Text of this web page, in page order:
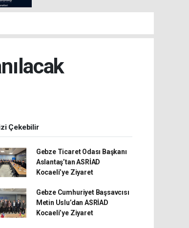
Çekebilir
Gebze Ticaret Odası Başkanı
Aslantaş’tan ASRİAD
Kocaeli’ye Ziyaret
Gebze Cumhuriyet Başsavcısı
Metin Uslu’dan ASRİAD
Kocaeli’ye Ziyaret